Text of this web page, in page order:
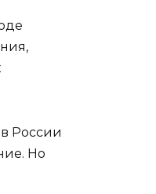
России
Но